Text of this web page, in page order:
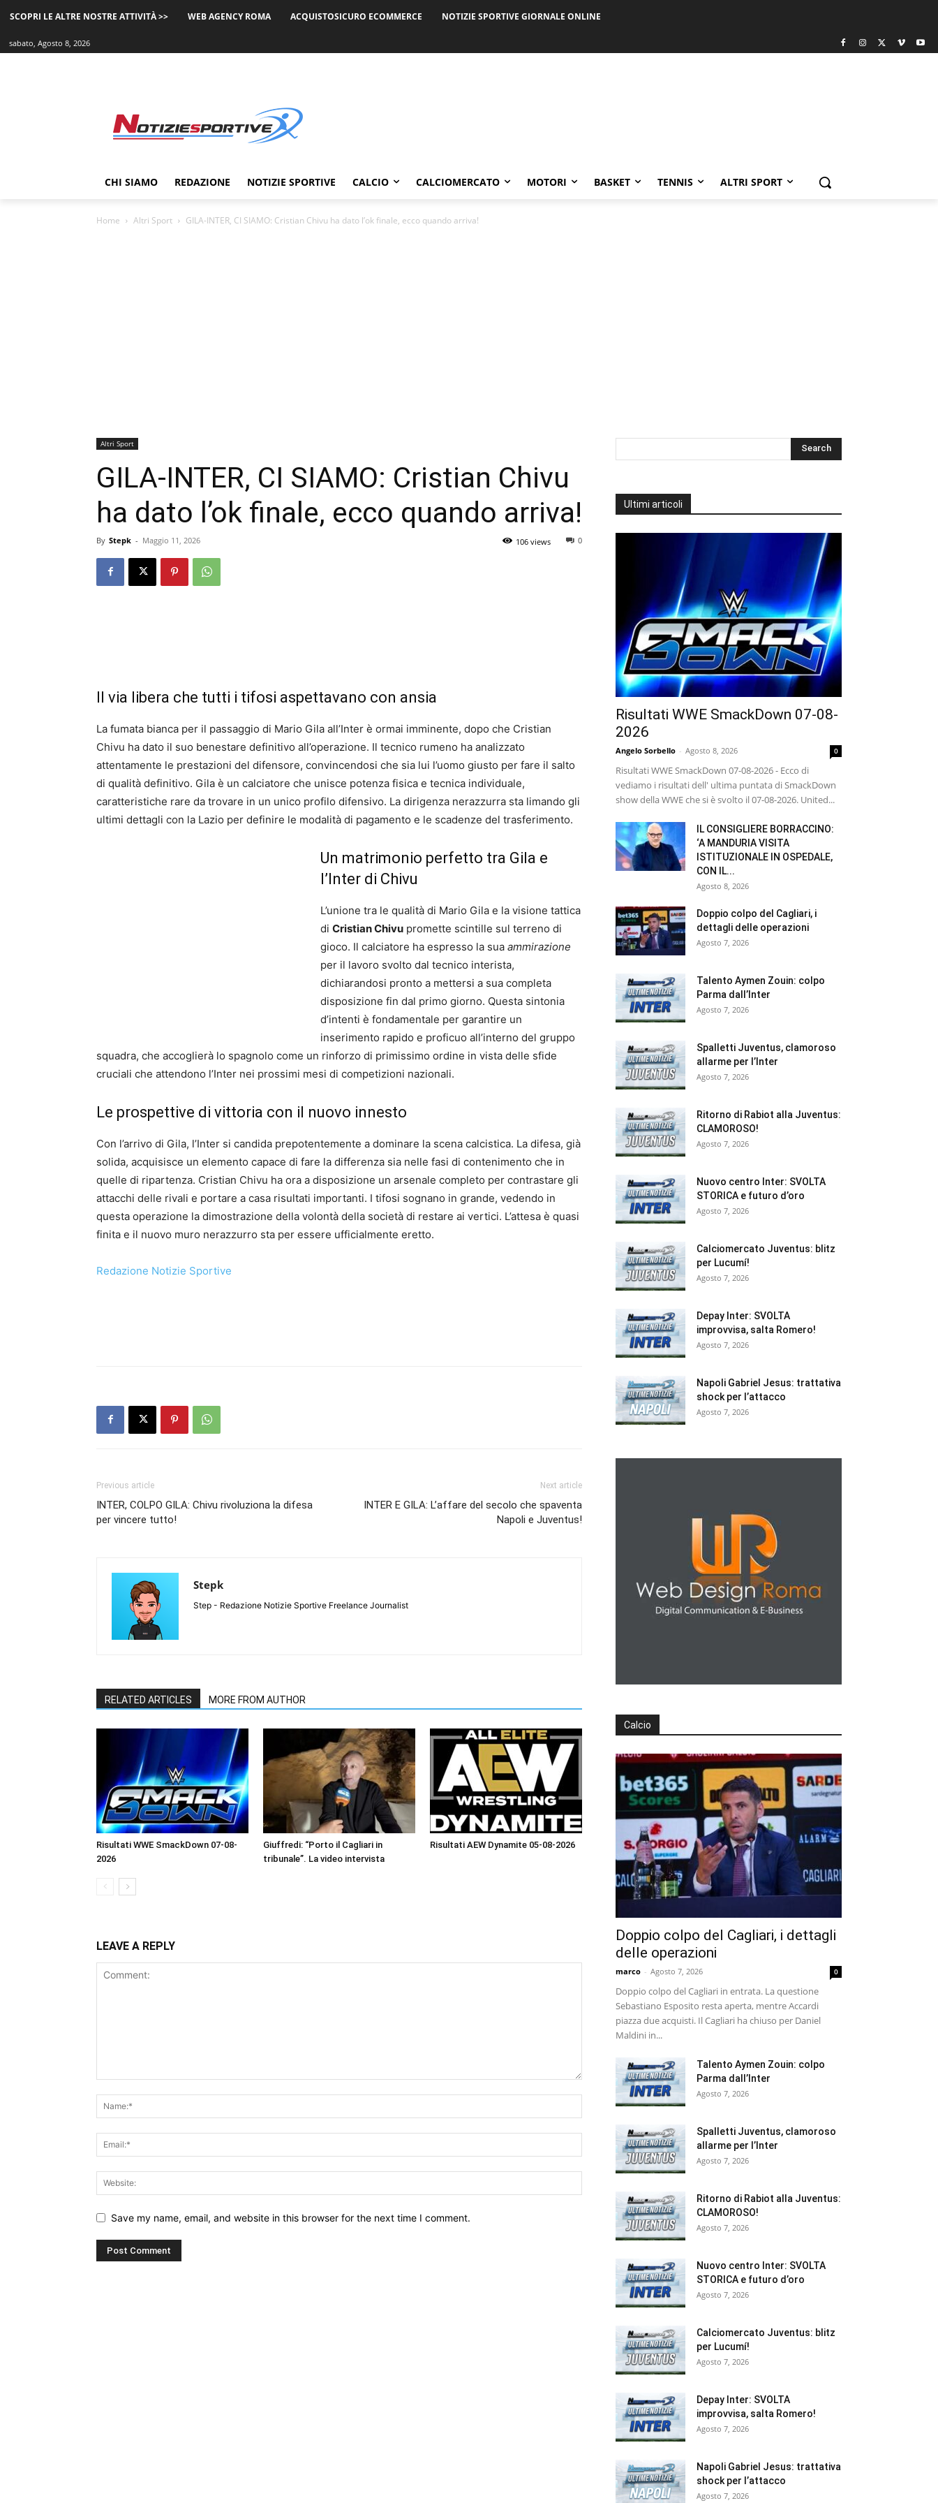
SCOPRI LE ALTRE NOSTRE ATTIVITÀ >> WEB AGENCY ROMA ACQUISTOSICURO ECOMMERCE NOTIZIE SPORTIVE GIORNALE ONLINE
sabato, Agosto 8, 2026
CHI SIAMO REDAZIONE NOTIZIE SPORTIVE CALCIO CALCIOMERCATO MOTORI BASKET TENNIS ALTRI SPORT
Home Altri Sport GILA-INTER, CI SIAMO: Cristian Chivu ha dato l’ok finale, ecco quando arriva!
Altri Sport
GILA-INTER, CI SIAMO: Cristian Chivu
ha dato l’ok finale, ecco quando arriva!
By Stepk - Maggio 11, 2026 0
106 views
Il via libera che tutti i tifosi aspettavano con ansia
La fumata bianca per il passaggio di Mario Gila all’Inter è ormai imminente, dopo che Cristian
Chivu ha dato il suo benestare definitivo all’operazione. Il tecnico rumeno ha analizzato
attentamente le prestazioni del difensore, convincendosi che sia lui l’uomo giusto per fare il salto
di qualità definitivo. Gila è un calciatore che unisce potenza fisica e tecnica individuale,
caratteristiche rare da trovare in un unico profilo difensivo. La dirigenza nerazzurra sta limando gli
ultimi dettagli con la Lazio per definire le modalità di pagamento e le scadenze del trasferimento.
Un matrimonio perfetto tra Gila e
l’Inter di Chivu
L’unione tra le qualità di Mario Gila e la visione tattica
di Cristian Chivu promette scintille sul terreno di
gioco. Il calciatore ha espresso la sua ammirazione
per il lavoro svolto dal tecnico interista,
dichiarandosi pronto a mettersi a sua completa
disposizione fin dal primo giorno. Questa sintonia
d’intenti è fondamentale per garantire un
inserimento rapido e proficuo all’interno del gruppo
squadra, che accoglierà lo spagnolo come un rinforzo di primissimo ordine in vista delle sfide
cruciali che attendono l’Inter nei prossimi mesi di competizioni nazionali.
Le prospettive di vittoria con il nuovo innesto
Con l’arrivo di Gila, l’Inter si candida prepotentemente a dominare la scena calcistica. La difesa, già
solida, acquisisce un elemento capace di fare la differenza sia nelle fasi di contenimento che in
quelle di ripartenza. Cristian Chivu ha ora a disposizione un arsenale completo per contrastare gli
attacchi delle rivali e portare a casa risultati importanti. I tifosi sognano in grande, vedendo in
questa operazione la dimostrazione della volontà della società di restare ai vertici. L’attesa è quasi
finita e il nuovo muro nerazzurro sta per essere ufficialmente eretto.
Redazione Notizie Sportive
Previous article
INTER, COLPO GILA: Chivu rivoluziona la difesa
per vincere tutto!
Next article
INTER E GILA: L’affare del secolo che spaventa
Napoli e Juventus!
Stepk
Step - Redazione Notizie Sportive Freelance Journalist
RELATED ARTICLES MORE FROM AUTHOR
Risultati WWE SmackDown 07-08-
2026
Giuffredi: “Porto il Cagliari in
tribunale”. La video intervista
Risultati AEW Dynamite 05-08-2026
LEAVE A REPLY
Save my name, email, and website in this browser for the next time I comment.
Ultimi articoli
Risultati WWE SmackDown 07-08-
2026
Angelo Sorbello - Agosto 8, 2026 0
Risultati WWE SmackDown 07-08-2026 - Ecco di
vediamo i risultati dell' ultima puntata di SmackDown
show della WWE che si è svolto il 07-08-2026. United...
IL CONSIGLIERE BORRACCINO:
‘A MANDURIA VISITA
ISTITUZIONALE IN OSPEDALE,
CON IL...
Agosto 8, 2026
Doppio colpo del Cagliari, i
dettagli delle operazioni
Agosto 7, 2026
Talento Aymen Zouin: colpo
Parma dall’Inter
Agosto 7, 2026
Spalletti Juventus, clamoroso
allarme per l’Inter
Agosto 7, 2026
Ritorno di Rabiot alla Juventus:
CLAMOROSO!
Agosto 7, 2026
Nuovo centro Inter: SVOLTA
STORICA e futuro d’oro
Agosto 7, 2026
Calciomercato Juventus: blitz
per Lucumí!
Agosto 7, 2026
Depay Inter: SVOLTA
improvvisa, salta Romero!
Agosto 7, 2026
Napoli Gabriel Jesus: trattativa
shock per l’attacco
Agosto 7, 2026
Calcio
Doppio colpo del Cagliari, i dettagli
delle operazioni
marco - Agosto 7, 2026 0
Doppio colpo del Cagliari in entrata. La questione
Sebastiano Esposito resta aperta, mentre Accardi
piazza due acquisti. Il Cagliari ha chiuso per Daniel
Maldini in...
Talento Aymen Zouin: colpo
Parma dall’Inter
Agosto 7, 2026
Spalletti Juventus, clamoroso
allarme per l’Inter
Agosto 7, 2026
Ritorno di Rabiot alla Juventus:
CLAMOROSO!
Agosto 7, 2026
Nuovo centro Inter: SVOLTA
STORICA e futuro d’oro
Agosto 7, 2026
Calciomercato Juventus: blitz
per Lucumí!
Agosto 7, 2026
Depay Inter: SVOLTA
improvvisa, salta Romero!
Agosto 7, 2026
Napoli Gabriel Jesus: trattativa
shock per l’attacco
Agosto 7, 2026